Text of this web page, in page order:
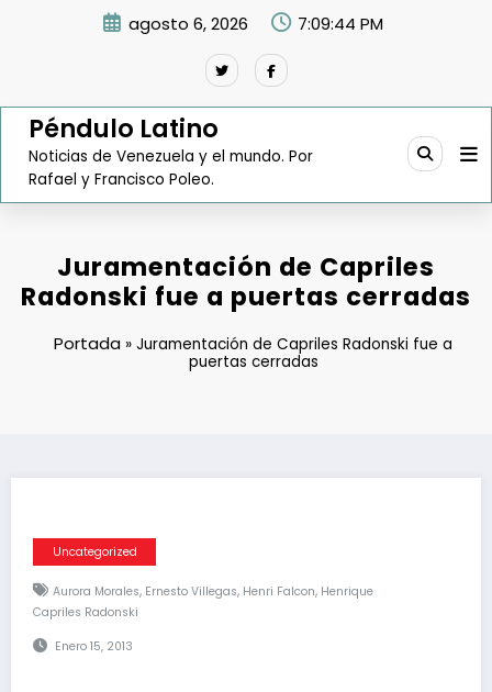
agosto 6, 2026 7:09:45 PM
Péndulo Latino
Noticias de Venezuela y el mundo. Por
Rafael y Francisco Poleo.
Juramentación de Capriles
Radonski fue a puertas cerradas
Portada »Juramentación de Capriles Radonski fue a
puertas cerradas
Uncategorized
Aurora Morales, Ernesto Villegas, Henri Falcon, Henrique
Capriles Radonski
Enero 15, 2013